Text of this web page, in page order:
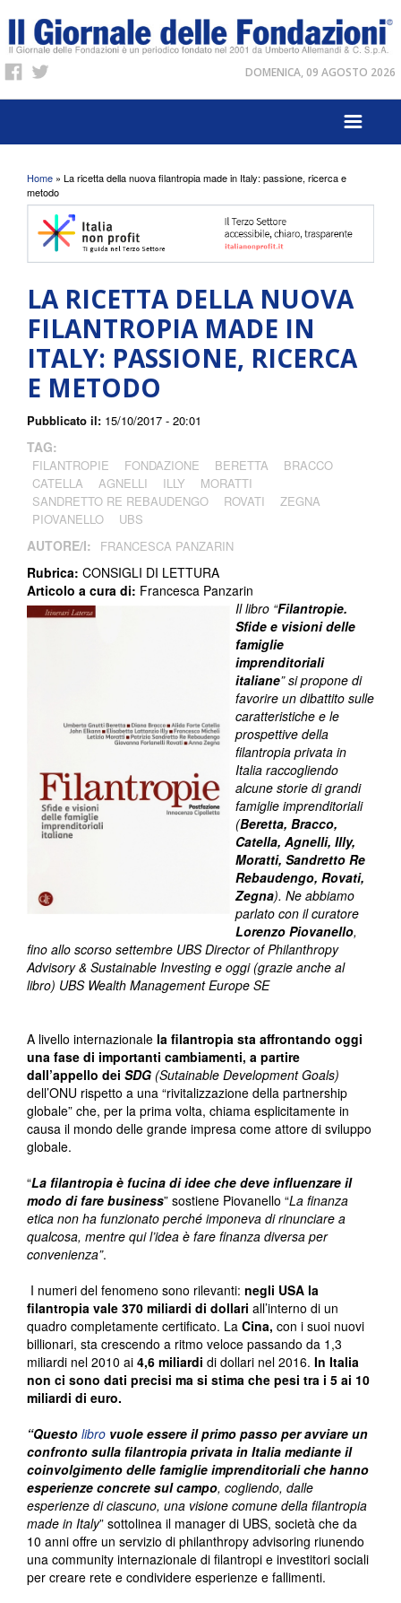
DOMENICA, 09 AGOSTO 2026
Tu sei qui
Home » La ricetta della nuova filantropia made in Italy: passione, ricerca e
metodo
LA RICETTA DELLA NUOVA
FILANTROPIA MADE IN
ITALY: PASSIONE, RICERCA
E METODO
Pubblicato il: 15/10/2017 - 20:01
TAG:
FILANTROPIE FONDAZIONE BERETTA
BRACCO
CATELLA
AGNELLI ILLY
MORATTI
SANDRETTO RE REBAUDENGO
ROVATI
ZEGNA
PIOVANELLO
UBS
AUTORE/I: FRANCESCA PANZARIN
Rubrica: CONSIGLI DI LETTURA
Articolo a cura di: Francesca Panzarin
Il libro “Filantropie.
Sfide e visioni delle
famiglie
imprenditoriali
italiane” si propone di
favorire un dibattito sulle
caratteristiche e le
prospettive della
filantropia privata in
Italia raccogliendo
alcune storie di grandi
famiglie imprenditoriali
(Beretta, Bracco,
Catella, Agnelli, Illy,
Moratti, Sandretto Re
Rebaudengo, Rovati,
Zegna). Ne abbiamo
parlato con il curatore
Lorenzo Piovanello,
fino allo scorso settembre UBS Director of Philanthropy
Advisory & Sustainable Investing e oggi (grazie anche al
libro) UBS Wealth Management Europe SE
A livello internazionale la filantropia sta affrontando oggi
una fase di importanti cambiamenti, a partire
dall’appello dei SDG (Sutainable Development Goals)
dell’ONU rispetto a una “rivitalizzazione della partnership
globale” che, per la prima volta, chiama esplicitamente in
causa il mondo delle grande impresa come attore di sviluppo
globale.
“La filantropia è fucina di idee che deve influenzare il
modo di fare business” sostiene Piovanello “La finanza
etica non ha funzionato perché imponeva di rinunciare a
qualcosa, mentre qui l’idea è fare finanza diversa per
convenienza”.
I numeri del fenomeno sono rilevanti: negli USA la
filantropia vale 370 miliardi di dollari all’interno di un
quadro completamente certificato. La Cina, con i suoi nuovi
billionari, sta crescendo a ritmo veloce passando da 1,3
miliardi nel 2010 ai 4,6 miliardi di dollari nel 2016. In Italia
non ci sono dati precisi ma si stima che pesi tra i 5 ai 10
miliardi di euro.
“Questo libro vuole essere il primo passo per avviare un
confronto sulla filantropia privata in Italia mediante il
coinvolgimento delle famiglie imprenditoriali che hanno
esperienze concrete sul campo, cogliendo, dalle
esperienze di ciascuno, una visione comune della filantropia
made in Italy” sottolinea il manager di UBS, società che da
10 anni offre un servizio di philanthropy advisoring riunendo
una community internazionale di filantropi e investitori sociali
per creare rete e condividere esperienze e fallimenti.